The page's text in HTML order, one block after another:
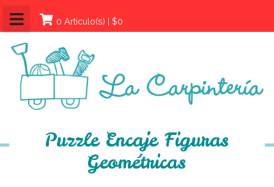
0 Artículo(s) | $0
Puzzle Encaje Figuras
Geométricas